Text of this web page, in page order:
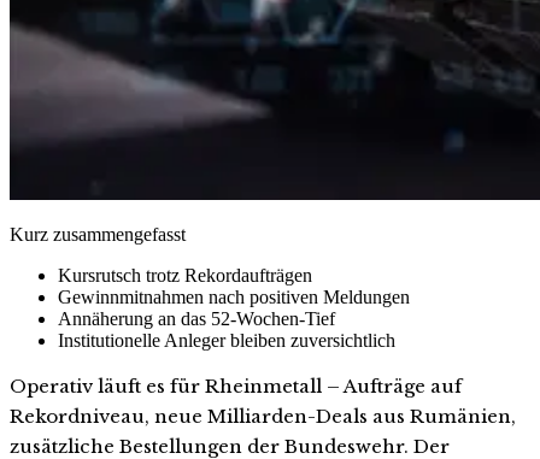
Kurz zusammengefasst
Kursrutsch trotz Rekordaufträgen
Gewinnmitnahmen nach positiven Meldungen
Annäherung an das 52-Wochen-Tief
Institutionelle Anleger bleiben zuversichtlich
Operativ läuft es für Rheinmetall – Aufträge auf
Rekordniveau, neue Milliarden-Deals aus Rumänien,
zusätzliche Bestellungen der Bundeswehr. Der